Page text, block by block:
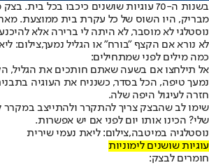
בשנות ה-70 עוגיות שושנים כיכבו בכל בית.
מבריק, היו השוס של כל עקרת בית ממוצעת.
נוסטלגי לא מוסבר, לא היתה לי ברירה אלא
לא נורא אם הקצף "בורח" או הגליל נמעך,צילום:
כמה מילים לפני שמתחילים:
אל תילחצו אם בשעה שאתם חותכים את הגליל,
נמעך טיפה, הכל בסדר, כשנניח את העוגיה
חזרה לעיגול היפה שלה.
שימו לב שהבצק צריך להתקרר ולהתייצב
שלי? הכינו אותו יום לפני אם יש אפשרות.
נוסטלגיה במיטבה,צילום: ליאת נעמי שירית
עוגיות שושנים לימוניות
חומרים לבצק: